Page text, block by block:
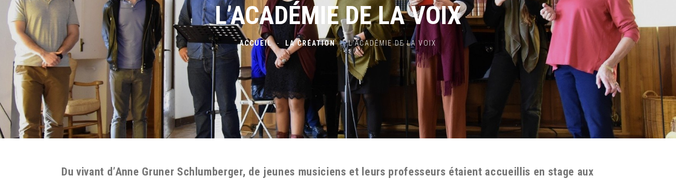
L’ACADÉMIE DE LA VOIX
ACCUEIL- LA CRÉATION-L’ACADÉMIE DE LA VOIX
Du vivant d’Anne Gruner Schlumberger, de jeunes musiciens et leurs professeurs étaient accueillis en stage aux